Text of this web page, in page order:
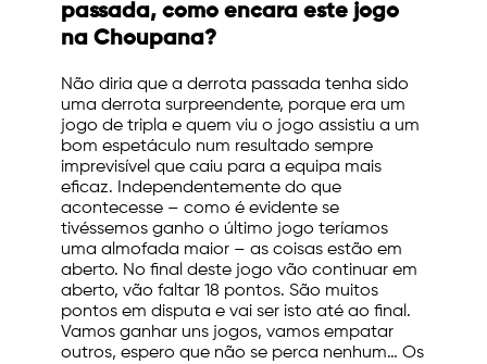
passada, como encara este jogo
na Choupana?
Não diria que a derrota passada tenha sido
uma derrota surpreendente, porque era um
jogo de tripla e quem viu o jogo assistiu a um
bom espetáculo num resultado sempre
imprevisível que caiu para a equipa mais
eficaz. Independentemente do que
acontecesse – como é evidente se
tivéssemos ganho o último jogo teríamos
uma almofada maior – as coisas estão em
aberto. No final deste jogo vão continuar em
aberto, vão faltar 18 pontos. São muitos
pontos em disputa e vai ser isto até ao final.
Vamos ganhar uns jogos, vamos empatar
outros, espero que não se perca nenhum… Os